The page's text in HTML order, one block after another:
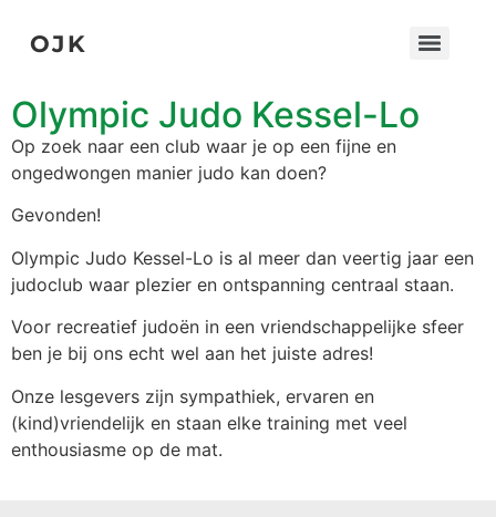
OJK
Olympic Judo Kessel-Lo
Op zoek naar een club waar je op een fijne en
ongedwongen manier judo kan doen?
Gevonden!
Olympic Judo Kessel-Lo is al meer dan veertig jaar een
judoclub waar plezier en ontspanning centraal staan.
Voor recreatief judoën in een vriendschappelijke sfeer
ben je bij ons echt wel aan het juiste adres!
Onze lesgevers zijn sympathiek, ervaren en
(kind)vriendelijk en staan elke training met veel
enthousiasme op de mat.